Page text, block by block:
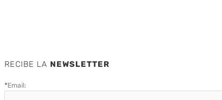
RECIBE LA NEWSLETTER
*Email: